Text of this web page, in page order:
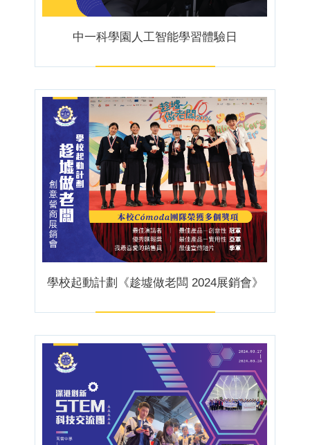
中一科學園人工智能學習體驗日
學校起動計劃《趁墟做老闆 2024展銷會》